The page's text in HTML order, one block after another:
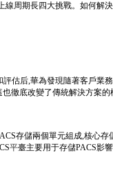
線周期長四大挑戰。如何解
估后,華為發現隨著客戶業
也徹底改變了傳統解決方案
存儲兩個單元組成,核心存
平臺主要用于存儲PACS影響